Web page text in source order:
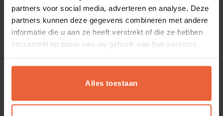
partners voor social media, adverteren en analyse. Deze
partners kunnen deze gegevens combineren met andere
informatie die u aan ze heeft verstrekt of die ze hebben
verzameld op basis van uw gebruik van hun services.
Alles toestaan
Veelgestelde vragen
Wat is keyword difficulty?
Wat is een user-agent?